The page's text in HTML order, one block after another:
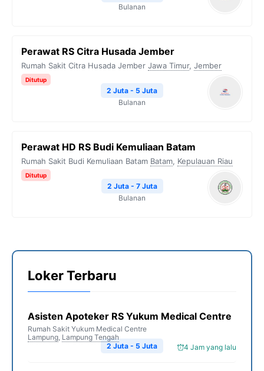
Bulanan
Perawat RS Citra Husada Jember
Rumah Sakit Citra Husada Jember Jawa Timur, Jember
Ditutup
2 Juta - 5 Juta
Bulanan
Perawat HD RS Budi Kemuliaan Batam
Rumah Sakit Budi Kemuliaan Batam Batam, Kepulauan Riau
Ditutup
2 Juta - 7 Juta
Bulanan
Loker Terbaru
Asisten Apoteker RS Yukum Medical Centre
Rumah Sakit Yukum Medical Centre
Lampung, Lampung Tengah
4 Jam yang lalu
2 Juta - 5 Juta